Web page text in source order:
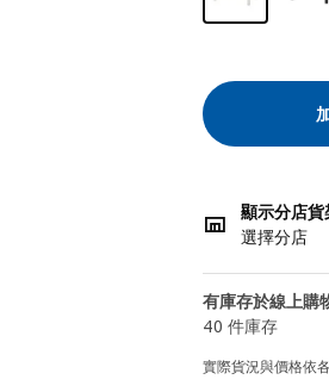
顯示分店
選擇分店
有庫存於線上購
40 件庫存
實際貨況與價格依